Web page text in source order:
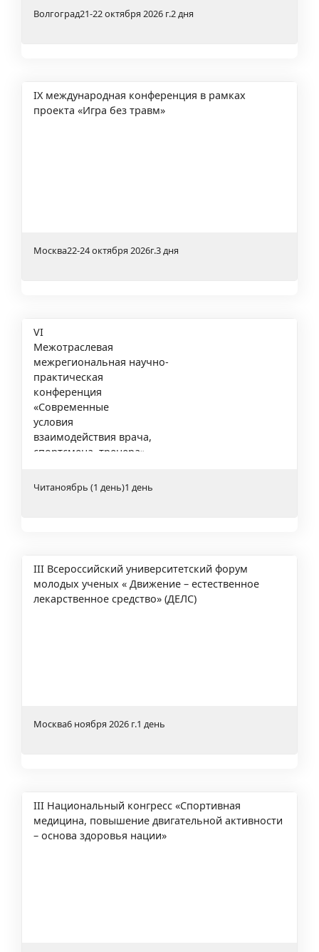
Волгоград21-22 октября 2026 г.2 дня
IX международная конференция в рамках
проекта «Игра без травм»
Москва22-24 октября 2026г.3 дня
VI
Межотраслевая
межрегиональная научно-
практическая
конференция
«Современные
условия
взаимодействия врача,
спортсмена, тренера»
Читаноябрь (1 день)1 день
III Всероссийский университетский форум
молодых ученых « Движение – естественное
лекарственное средство» (ДЕЛС)
Москва6 ноября 2026 г.1 день
III Национальный конгресс «Спортивная
медицина, повышение двигательной активности
– основа здоровья нации»